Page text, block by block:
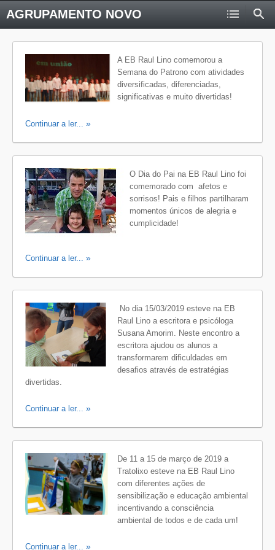
AGRUPAMENTO NOVO
A EB Raul Lino comemorou a
Semana do Patrono com atividades
diversificadas, diferenciadas,
significativas e muito divertidas!
Continuar a ler...
O Dia do Pai na EB Raul Lino foi
comemorado com afetos e
sorrisos! Pais e filhos partilharam
momentos únicos de alegria e
cumplicidade!
Continuar a ler...
No dia 15/03/2019 esteve na EB
Raul Lino a escritora e psicóloga
Susana Amorim. Neste encontro a
escritora ajudou os alunos a
transformarem dificuldades em
desafios através de estratégias
divertidas.
Continuar a ler...
De 11 a 15 de março de 2019 a
Tratolixo esteve na EB Raul Lino
com diferentes ações de
sensibilização e educação ambiental
incentivando a consciência
ambiental de todos e de cada um!
Continuar a ler...